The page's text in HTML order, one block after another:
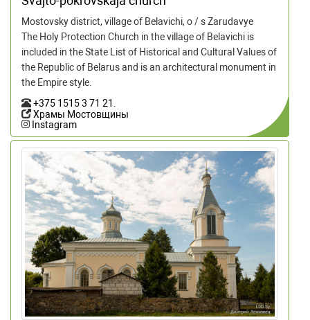
Mostovsky district, village of Belavichi, o / s Zarudavye
The Holy Protection Church in the village of Belavichi is
included in the State List of Historical and Cultural Values of
the Republic of Belarus and is an architectural monument in
the Empire style.
+375 1515 3 71 21
Храмы Мостовщины
Instagram